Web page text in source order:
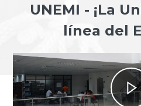
UNEMI - ¡La
línea del